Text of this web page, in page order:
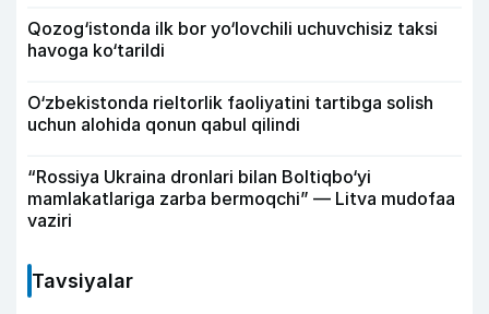
Qozog‘istonda ilk bor yo‘lovchili uchuvchisiz taksi
havoga ko‘tarildi
O‘zbekistonda rieltorlik faoliyatini tartibga solish
uchun alohida qonun qabul qilindi
“Rossiya Ukraina dronlari bilan Boltiqbo‘yi
mamlakatlariga zarba bermoqchi” — Litva mudofaa
vaziri
Tavsiyalar